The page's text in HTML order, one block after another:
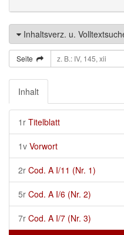
Inhaltsverz. u.
Seite
Inhalt
1r Titelblatt
1v Vorwort
2r Cod. A I/11 (Nr. 1)
5r Cod. A I/6 (Nr. 2)
7r Cod. A I/7 (Nr. 3)